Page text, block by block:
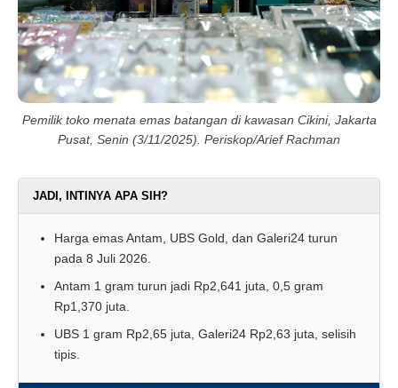
Pemilik toko menata emas batangan di kawasan Cikini, Jakarta
Pusat, Senin (3/11/2025). Periskop/Arief Rachman
JADI, INTINYA APA SIH?
Harga emas Antam, UBS Gold, dan Galeri24 turun
pada 8 Juli 2026.
Antam 1 gram turun jadi Rp2,641 juta, 0,5 gram
Rp1,370 juta.
UBS 1 gram Rp2,65 juta, Galeri24 Rp2,63 juta, selisih
tipis.